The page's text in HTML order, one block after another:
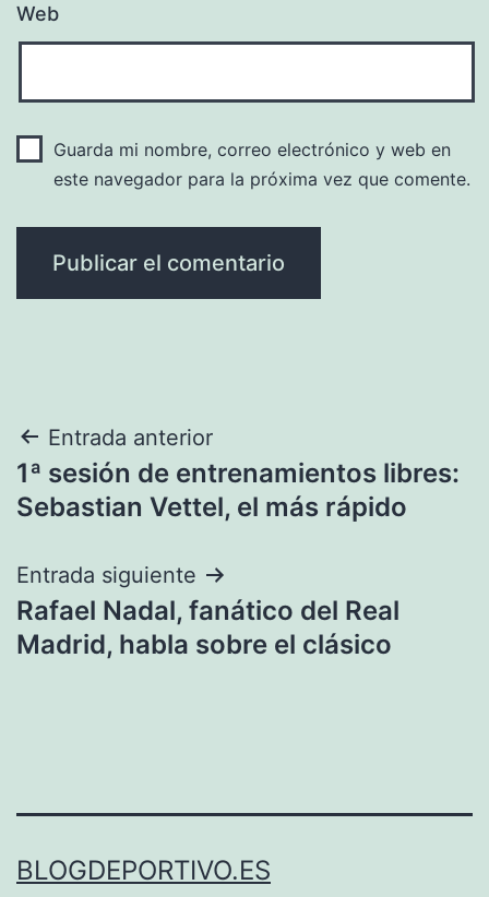
Web
Guarda mi nombre, correo electrónico y web en
este navegador para la próxima vez que comente.
Navegación
de
Entrada anterior
1ª sesión de entrenamientos libres:
Sebastian Vettel, el más rápido
Entrada siguiente
Rafael Nadal, fanático del Real
Madrid, habla sobre el clásico
BLOGDEPORTIVO.ES